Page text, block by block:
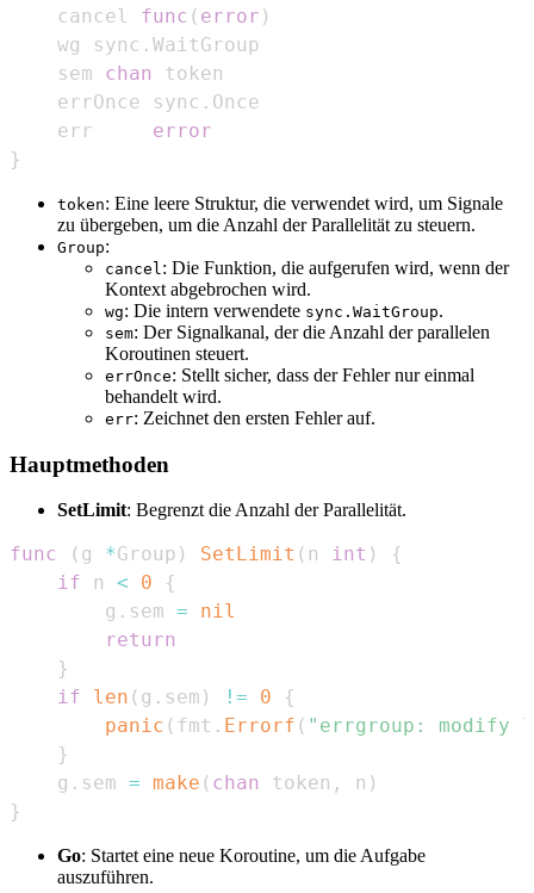
    cancel
func ( error )
    wg sync
.
    sem
chan
    errOnce sync
.
    err
error
}
token: Eine leere Struktur, die verwendet wird, um Signale
zu übergeben, um die Anzahl der Parallelität zu steuern.
Group:
cancel : Die Funktion, die aufgerufen wird, wenn der
Kontext abgebrochen wird.
wg: Die intern verwendete sync.WaitGroup.
sem: Der Signalkanal, der die Anzahl der parallelen
Koroutinen steuert.
errOnce: Stellt sicher, dass der Fehler nur einmal
behandelt wird.
err: Zeichnet den ersten Fehler auf.
Hauptmethoden
SetLimit: Begrenzt die Anzahl der Parallelität.
func ( g *Group ) SetLimit ( n int )
{
if n < 0
{
        g
. sem =
nil
return
}
if
len ( g . sem ) != 0
{
panic ( fmt . Errorf ( "errgroup:
}
    g
. sem = make ( chan token , n )
}
Go: Startet eine neue Koroutine, um die Aufgabe
auszuführen.